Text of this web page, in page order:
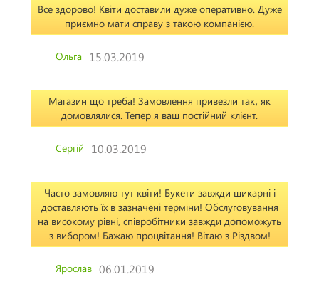
Все здорово! Квіти доставили дуже оперативно. Дуже
приємно мати справу з такою компанією.
Ольга 15.03.2019
Магазин що треба! Замовлення привезли так, як
домовлялися. Тепер я ваш постійний клієнт.
Сергій 10.03.2019
Часто замовляю тут квіти! Букети завжди шикарні і
доставляють їх в зазначені терміни! Обслуговування
на високому рівні, співробітники завжди допоможуть
з вибором! Бажаю процвітання! Вітаю з Різдвом!
Ярослав 06.01.2019